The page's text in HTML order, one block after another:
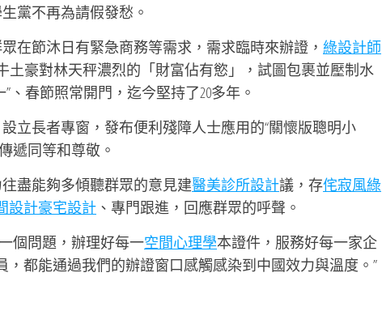
黨不再為請假發愁。
在節沐日有緊急商務等需求，需求臨時來辦證， 綠設計師
土豪對林天秤濃烈的「財富佔有慾」，試圖包裹並壓制水
”、春節照常開門，迄今堅持了20多年。
立長者專窗，發布便利殘障人士應用的“關懷版聰明小
遞同等和尊敬。
盡能夠多傾聽群眾的意見建醫美診所設計議，存侘寂風綠
設計豪宅設計 、專門跟進，回應群眾的呼聲。
個問題，辦理好每一空間心理學本證件，服務好每一家企
都能通過我們的辦證窗口感觸感染到中國效力與溫度。”